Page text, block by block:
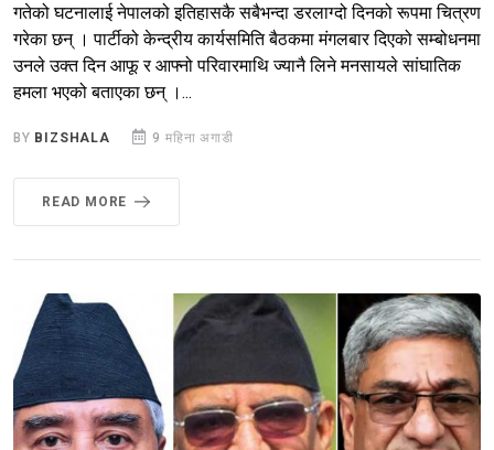
गतेको घटनालाई नेपालको इतिहासकै सबैभन्दा डरलाग्दो दिनको रूपमा चित्रण
गरेका छन् । पार्टीको केन्द्रीय कार्यसमिति बैठकमा मंगलबार दिएको सम्बोधनमा
उनले उक्त दिन आफू र आफ्नो परिवारमाथि ज्यानै लिने मनसायले सांघातिक
हमला भएको बताएका छन् ।...
BY BIZSHALA 9 महिना अगाडी
READ MORE